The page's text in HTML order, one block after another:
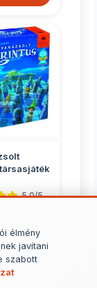
élmény
javítani
szabott
5.0/5